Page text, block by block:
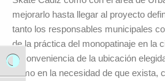
Alternar alto contraste
mejorarlo hasta llegar al proyecto
tanto los responsables municipales
de la práctica del monopatinaje en la
la conveniencia de la ubicación
como en la necesidad de que exista,